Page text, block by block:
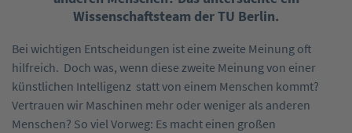
Wissenschaftsteam der TU Berlin.
Bei wichtigen Entscheidungen ist eine zweite Meinung oft
hilfreich. Doch was, wenn diese zweite Meinung von einer
künstlichen Intelligenz statt von einem Menschen kommt?
Vertrauen wir Maschinen mehr oder weniger als anderen
Menschen? So viel Vorweg: Es macht einen großen